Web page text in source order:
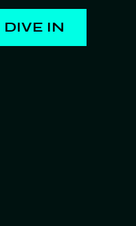
DIVE IN